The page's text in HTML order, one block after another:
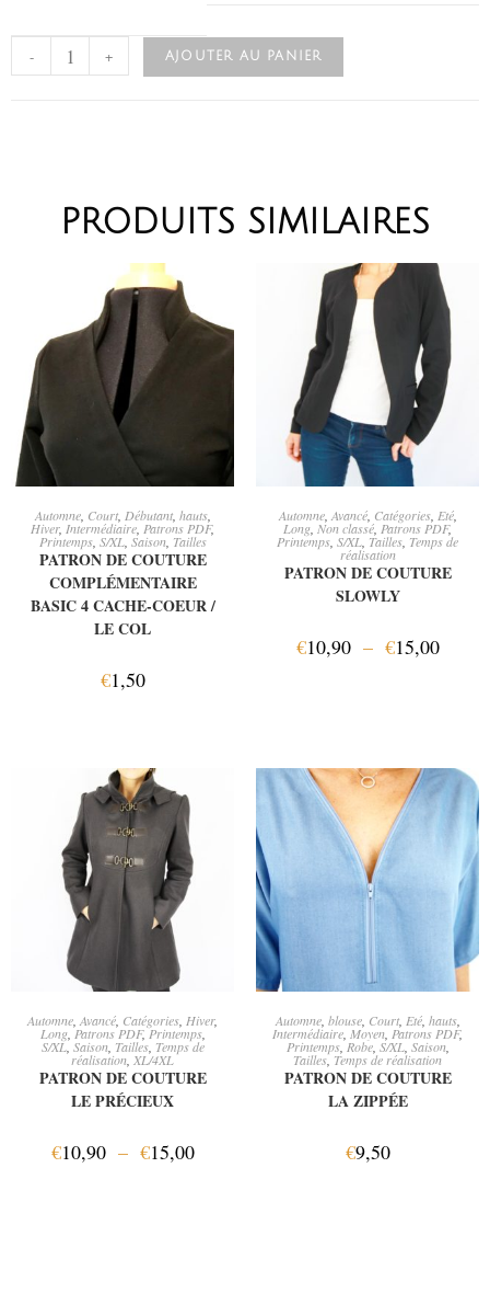
- + AJOUTER AU PANIER
PRODUITS SIMILAIRES
AJOUTER AU PANIER
Automne, Court, Débutant, hauts,
Hiver, Intermédiaire Patrons PDF,
Printemps, S/XL, Saison, Tailles
PATRON DE COUTURE
COMPLÉMENTAIRE
BASIC 4 CACHE-COEUR /
LE COL
€1,50
CHOIX DES OPTIONS
Automne, Avancé, Catégories, Eté,
Long Non classé Patrons PDF,
Printemps S/XL Tailles Temps de
réalisation
PATRON DE COUTURE
SLOWLY
€10,90 – €15,00
CHOIX DES OPTIONS
Automne Avancé Catégories Hiver,
Long,Patrons PDF,Printemps,
S/XL, Saison, Tailles, Temps de
réalisation XL/4XL
PATRON DE COUTURE
LE PRÉCIEUX
€10,90 – €15,00
AJOUTER AU PANIER
Automne, blouse, Court, Eté, hauts,
Intermédiaire Moyen Patrons PDF,
Printemps,Robe, S/XL, Saison,
Tailles, Temps de réalisation
PATRON DE COUTURE
LA ZIPPÉE
€9,50